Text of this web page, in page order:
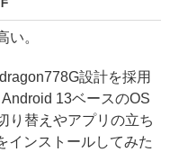
い。
設計を採用
13ベースのOS
り替えやアプリの立ち
インストールしてみた